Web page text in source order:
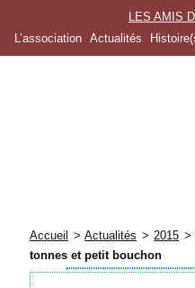
LES AMIS
L’association
Actualités
Accueil >Actualités > 2015 >
tonnes et petit bouchon